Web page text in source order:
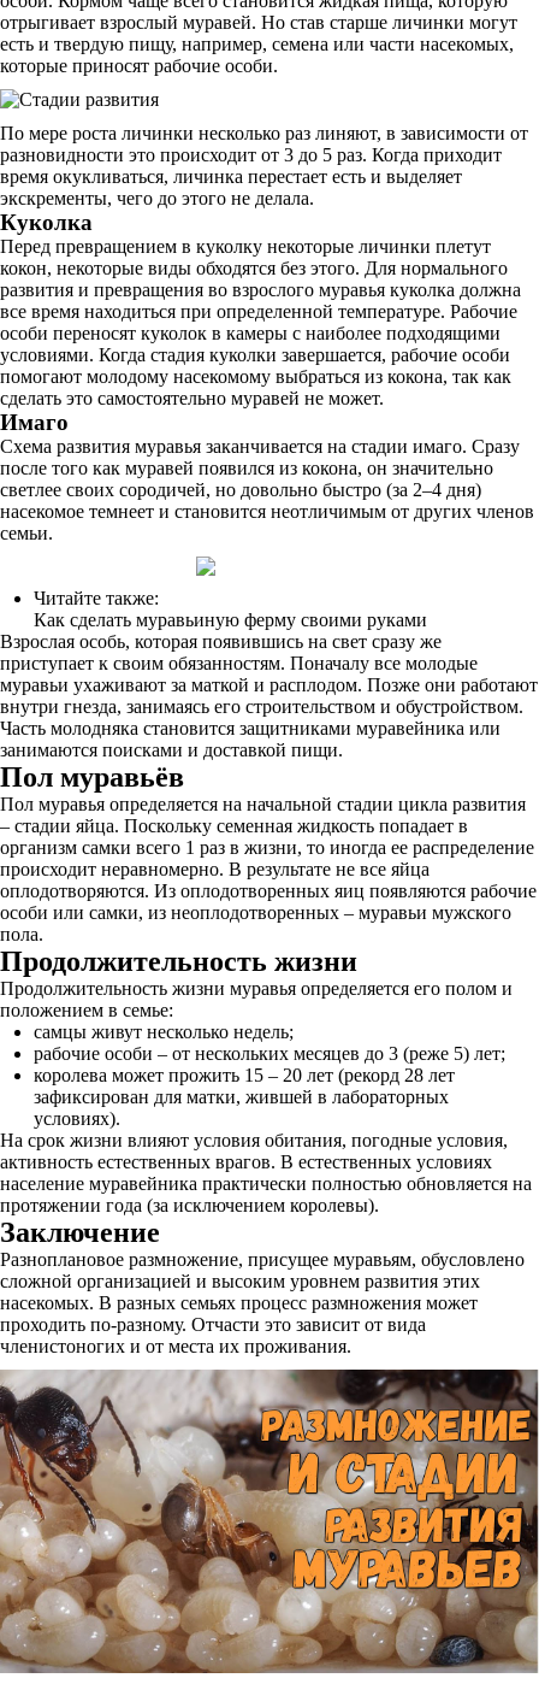
отрыгивает взрослый муравей. Но став старше личинки могут
есть и твердую пищу, например, семена или части насекомых,
которые приносят рабочие особи.
По мере роста личинки несколько раз линяют, в зависимости от
разновидности это происходит от 3 до 5 раз. Когда приходит
время окукливаться, личинка перестает есть и выделяет
экскременты, чего до этого не делала.
Куколка
Перед превращением в куколку некоторые личинки плетут
кокон, некоторые виды обходятся без этого. Для нормального
развития и превращения во взрослого муравья куколка должна
все время находиться при определенной температуре. Рабочие
особи переносят куколок в камеры с наиболее подходящими
условиями. Когда стадия куколки завершается, рабочие особи
помогают молодому насекомому выбраться из кокона, так как
сделать это самостоятельно муравей не может.
Имаго
Схема развития муравья заканчивается на стадии имаго. Сразу
после того как муравей появился из кокона, он значительно
светлее своих сородичей, но довольно быстро (за 2–4 дня)
насекомое темнеет и становится неотличимым от других членов
семьи.
Читайте также:
Как сделать муравьиную ферму своими руками
Взрослая особь, которая появившись на свет сразу же
приступает к своим обязанностям. Поначалу все молодые
муравьи ухаживают за маткой и расплодом. Позже они работают
внутри гнезда, занимаясь его строительством и обустройством.
Часть молодняка становится защитниками муравейника или
занимаются поисками и доставкой пищи.
Пол муравьёв
Пол муравья определяется на начальной стадии цикла развития
– стадии яйца. Поскольку семенная жидкость попадает в
организм самки всего 1 раз в жизни, то иногда ее распределение
происходит неравномерно. В результате не все яйца
оплодотворяются. Из оплодотворенных яиц появляются рабочие
особи или самки, из неоплодотворенных – муравьи мужского
пола.
Продолжительность жизни
Продолжительность жизни муравья определяется его полом и
положением в семье:
самцы живут несколько недель;
рабочие особи – от нескольких месяцев до 3 (реже 5) лет;
королева может прожить 15 – 20 лет (рекорд 28 лет
зафиксирован для матки, жившей в лабораторных
условиях).
На срок жизни влияют условия обитания, погодные условия,
активность естественных врагов. В естественных условиях
население муравейника практически полностью обновляется на
протяжении года (за исключением королевы).
Заключение
Разноплановое размножение, присущее муравьям, обусловлено
сложной организацией и высоким уровнем развития этих
насекомых. В разных семьях процесс размножения может
проходить по-разному. Отчасти это зависит от вида
членистоногих и от места их проживания.